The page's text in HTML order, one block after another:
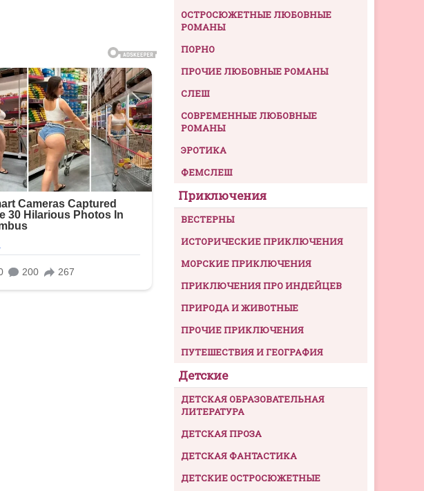
ОСТРОСЮЖЕТНЫЕ ЛЮБОВНЫЕ
РОМАНЫ
ПОРНО
ПРОЧИЕ ЛЮБОВНЫЕ РОМАНЫ
СЛЕШ
СОВРЕМЕННЫЕ ЛЮБОВНЫЕ
РОМАНЫ
ЭРОТИКА
ФЕМСЛЕШ
Приключения
ВЕСТЕРНЫ
ИСТОРИЧЕСКИЕ ПРИКЛЮЧЕНИЯ
МОРСКИЕ ПРИКЛЮЧЕНИЯ
ПРИКЛЮЧЕНИЯ ПРО ИНДЕЙЦЕВ
ПРИРОДА И ЖИВОТНЫЕ
ПРОЧИЕ ПРИКЛЮЧЕНИЯ
ПУТЕШЕСТВИЯ И ГЕОГРАФИЯ
Детские
ДЕТСКАЯ ОБРАЗОВАТЕЛЬНАЯ
ЛИТЕРАТУРА
ДЕТСКАЯ ПРОЗА
ДЕТСКАЯ ФАНТАСТИКА
ДЕТСКИЕ ОСТРОСЮЖЕТНЫЕ